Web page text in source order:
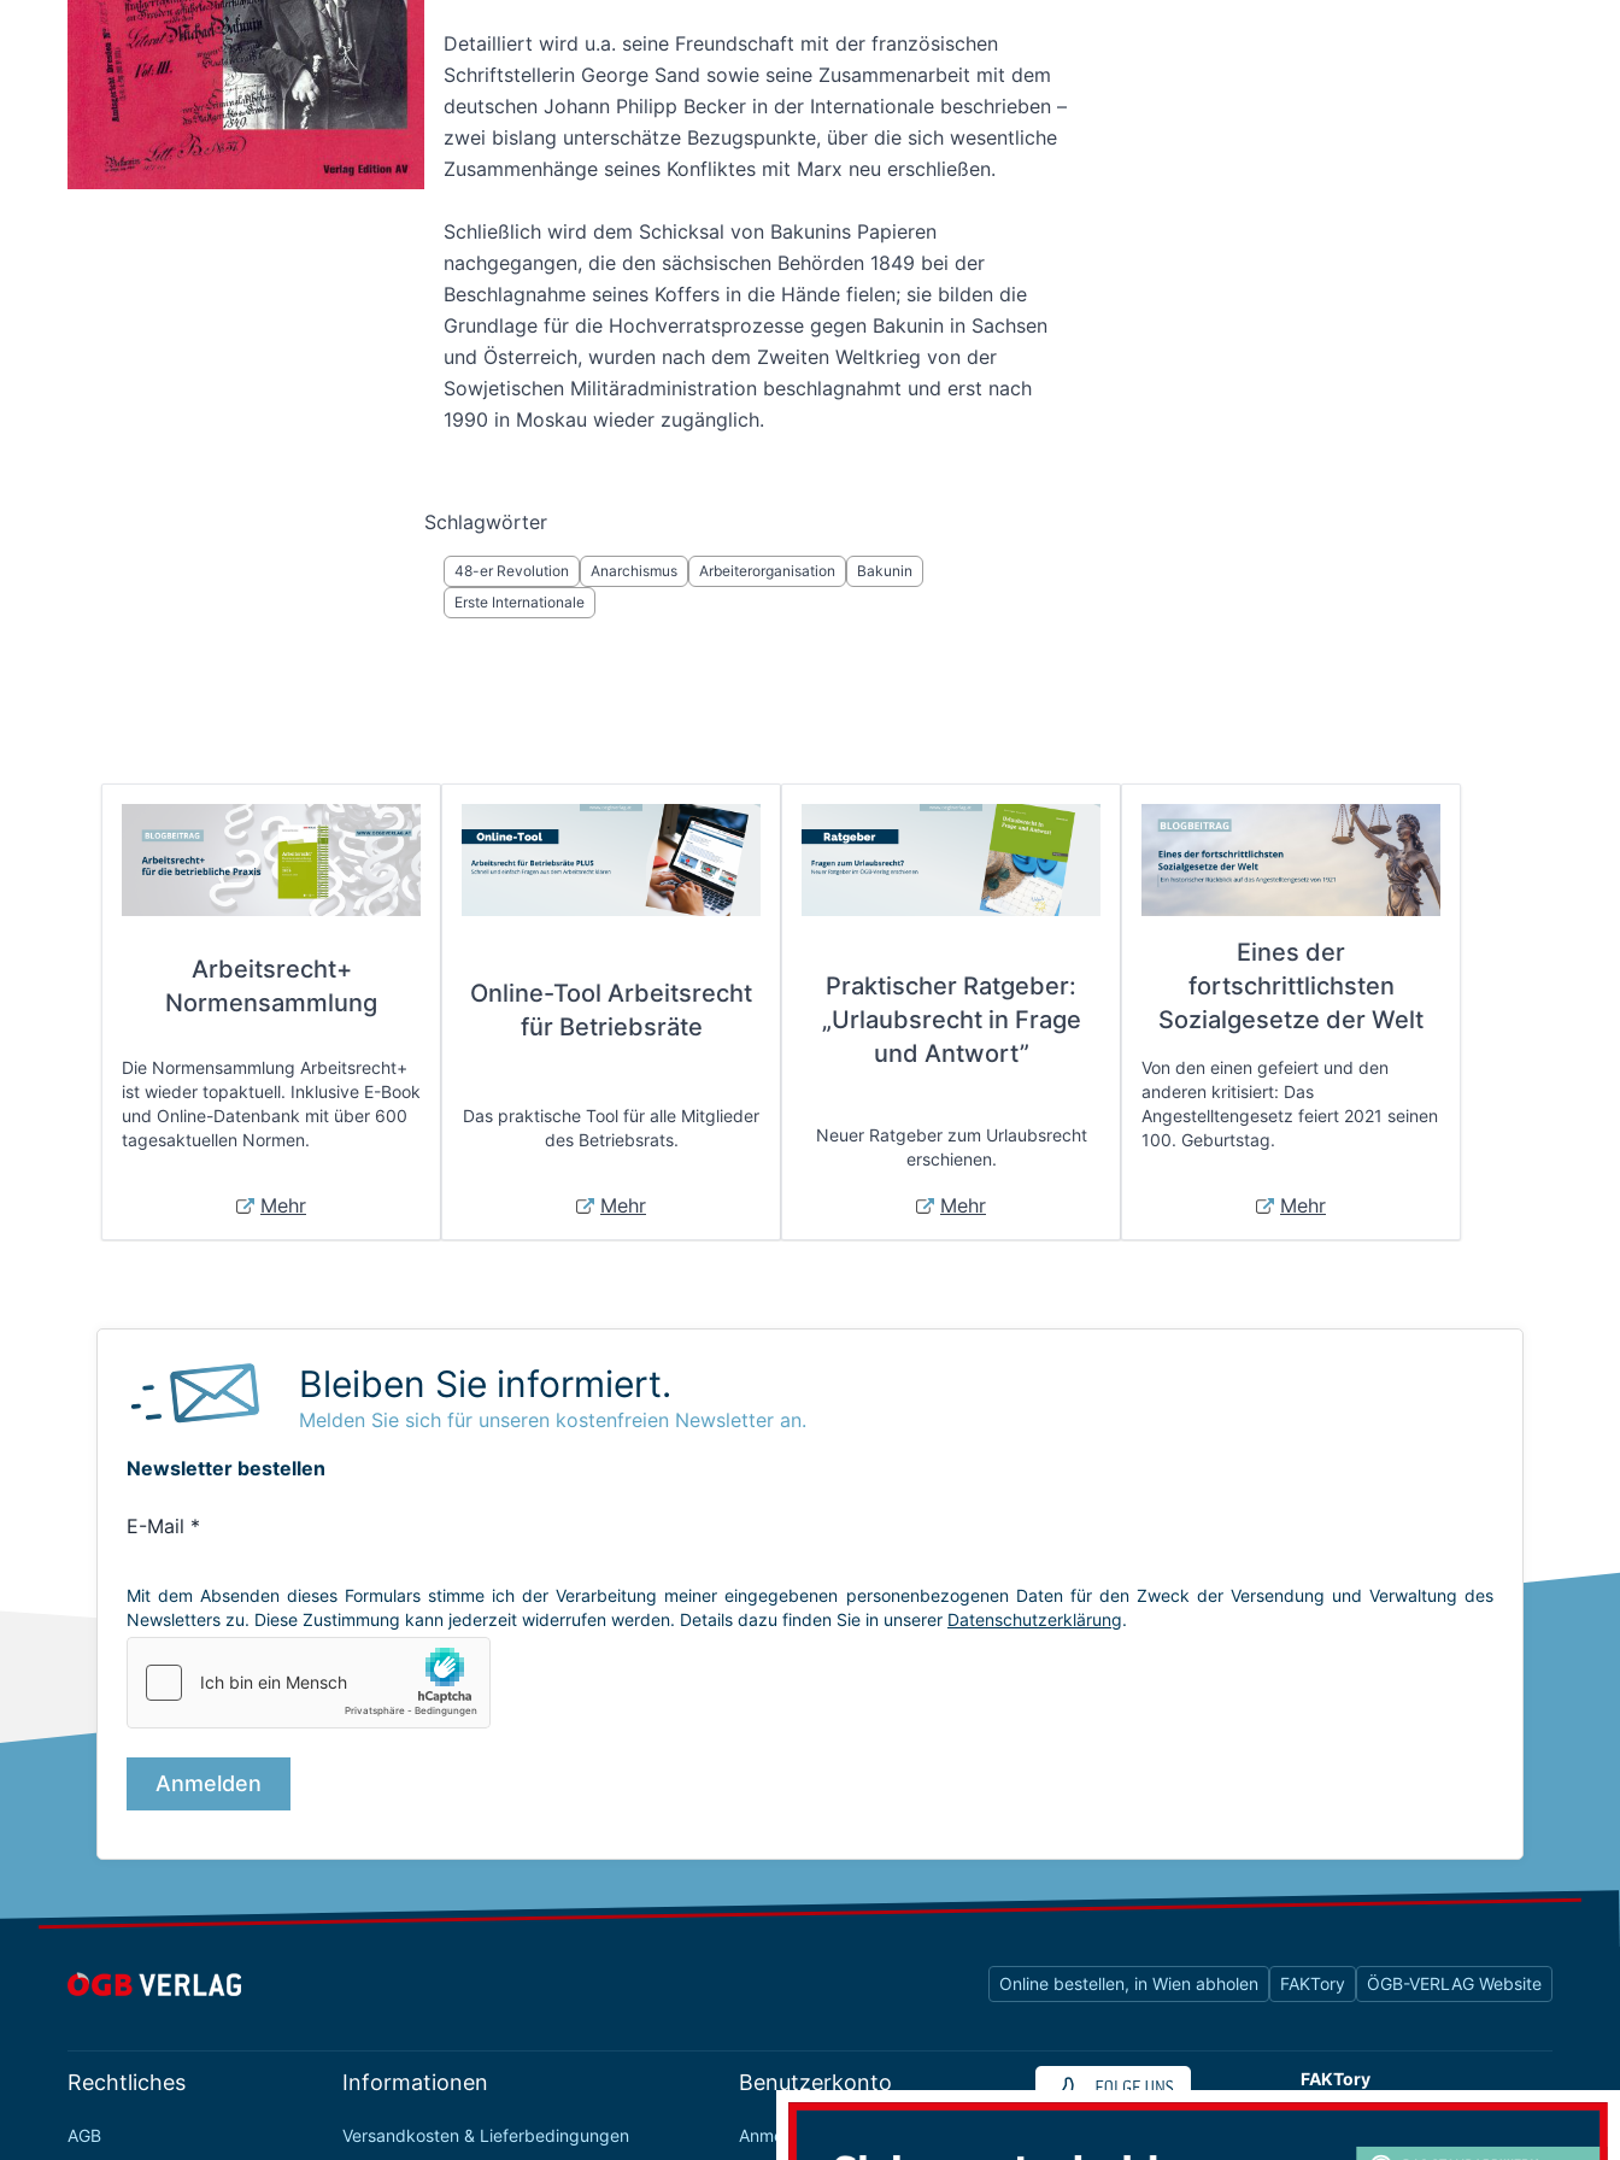
Detailliert wird u.a. seine Freundschaft mit der französischen
Schriftstellerin George Sand sowie seine Zusammenarbeit mit dem
deutschen Johann Philipp Becker in der Internationale beschrieben –
zwei bislang unterschätze Bezugspunkte, über die sich wesentliche
Zusammenhänge seines Konfliktes mit Marx neu erschließen.
Schließlich wird dem Schicksal von Bakunins Papieren
nachgegangen, die den sächsischen Behörden 1849 bei der
Beschlagnahme seines Koffers in die Hände fielen; sie bilden die
Grundlage für die Hochverratsprozesse gegen Bakunin in Sachsen
und Österreich, wurden nach dem Zweiten Weltkrieg von der
Sowjetischen Militäradministration beschlagnahmt und erst nach
1990 in Moskau wieder zugänglich.
Schlagwörter
48-er Revolution Anarchismus Arbeiterorganisation
Bakunin
Erste Internationale
Arbeitsrecht+
Normensammlung
Die Normensammlung Arbeitsrecht+
ist wieder topaktuell. Inklusive E-Book
und Online-Datenbank mit über 600
tagesaktuellen Normen.
Mehr
Online-Tool Arbeitsrecht
für Betriebsräte
Das praktische Tool für alle Mitglieder
des Betriebsrats.
Mehr
Praktischer Ratgeber:
„Urlaubsrecht in Frage
und Antwort”
Neuer Ratgeber zum Urlaubsrecht
erschienen.
Mehr
Eines der
fortschrittlichsten
Sozialgesetze der Welt
Von den einen gefeiert und den
anderen kritisiert: Das
Angestelltengesetz feiert 2021 seinen
100. Geburtstag.
Mehr
Bleiben Sie informiert.
Melden Sie sich für unseren kostenfreien Newsletter an.
Online bestellen, in Wien abholen FAKTory ÖGB-VERLAG Website
Rechtliches
AGB
Informationen
Versandkosten & Lieferbedingungen
Benutzerkonto
Anmelden / Registrieren
FAKTory
Buchhandlung des ÖGB-Verlags